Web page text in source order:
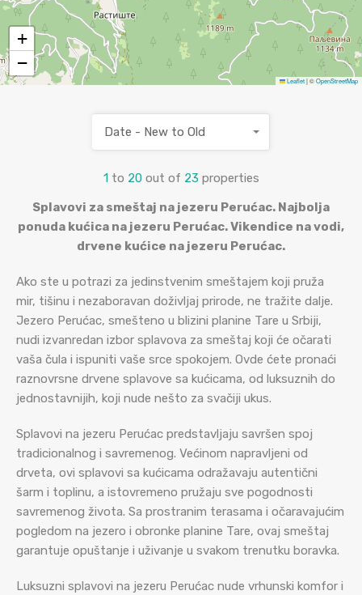
+
−
Leaflet|©OpenStreetMap
1 to 20 out of 23 properties
Date - New to Old
Splavovi za smeštaj na jezeru Perućac. Najbolja
ponuda kućica na jezeru Perućac. Vikendice na vodi,
drvene kućice na jezeru Perućac.
Ako ste u potrazi za jedinstvenim smeštajem koji pruža
mir, tišinu i nezaboravan doživljaj prirode, ne tražite dalje.
Jezero Perućac, smešteno u blizini planine Tare u Srbiji,
nudi izvanredan izbor splavova za smeštaj koji će očarati
vaša čula i ispuniti vaše srce spokojem. Ovde ćete pronaći
raznovrsne drvene splavove sa kućicama, od luksuznih do
jednostavnijih, koji nude nešto za svačiji ukus.
Splavovi na jezeru Perućac predstavljaju savršen spoj
tradicionalnog i savremenog. Većinom napravljeni od
drveta, ovi splavovi sa kućicama odražavaju autentični
šarm i toplinu, a istovremeno pružaju sve pogodnosti
savremenog života. Sa prostranim terasama i očaravajućim
pogledom na jezero i obronke planine Tare, ovaj smeštaj
garantuje opuštanje i uživanje u svakom trenutku boravka.
Luksuzni splavovi na jezeru Perućac nude vrhunski komfor i